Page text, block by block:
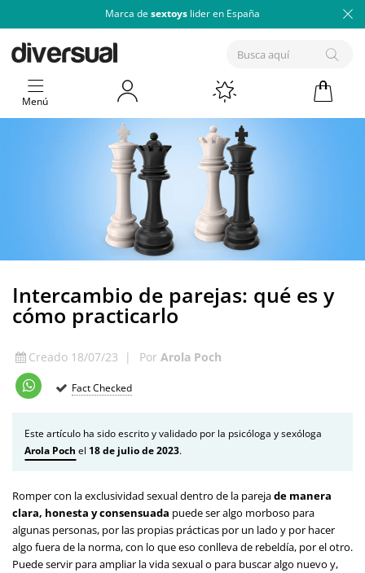
Marca de sextoys lider en España
Menú
Intercambio de parejas: qué es y
cómo practicarlo
Creado 18/07/23 | Por Arola Poch
Fact Checked
Este artículo ha sido escrito y validado por la psicóloga y sexóloga
Arola Poch el 18 de julio de 2023.
Romper con la exclusividad sexual dentro de la parejade manera
clara, honesta y consensuada puede ser algo morboso para
algunas personas, por las propias prácticas por un lado y por hacer
algo fuera de la norma, con lo que eso conlleva de rebeldía, por el otro.
Puede servir para ampliar la vida sexual o para buscar algo nuevo y,